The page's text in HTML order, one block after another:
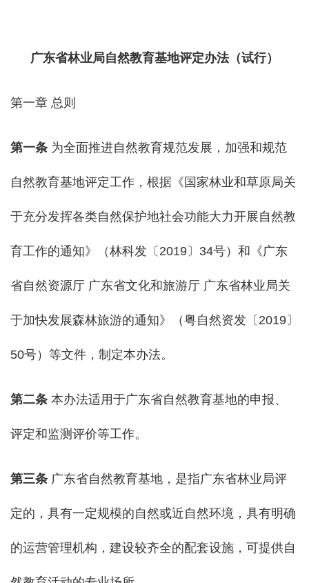
广东省林业局自然教育基地评定办法（试行）
第一章 总则
第一条 为全面推进自然教育规范发展，加强和规范
自然教育基地评定工作，根据《国家林业和草原局关
于充分发挥各类自然保护地社会功能大力开展自然教
育工作的通知》（林科发〔2019〕34号）和《广东
省自然资源厅 广东省文化和旅游厅 广东省林业局关
于加快发展森林旅游的通知》（粤自然资发〔2019〕
50号）等文件，制定本办法。
第二条 本办法适用于广东省自然教育基地的申报、
评定和监测评价等工作。
第三条 广东省自然教育基地，是指广东省林业局评
定的，具有一定规模的自然或近自然环境，具有明确
的运营管理机构，建设较齐全的配套设施，可提供自